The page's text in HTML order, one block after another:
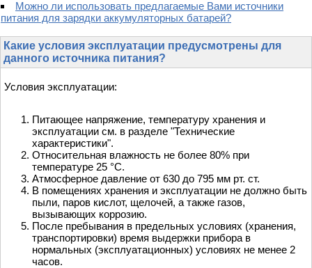
Можно ли использовать предлагаемые Вами источники
питания для зарядки аккумуляторных батарей?
Какие условия эксплуатации предусмотрены для
данного источника питания?
Условия эксплуатации:
Питающее напряжение, температуру хранения и
эксплуатации см. в разделе "Технические
характеристики".
Относительная влажность не более 80% при
температуре 25 °С.
Атмосферное давление от 630 до 795 мм рт. ст.
В помещениях хранения и эксплуатации не должно быть
пыли, паров кислот, щелочей, а также газов,
вызывающих коррозию.
После пребывания в предельных условиях (хранения,
транспортировки) время выдержки прибора в
нормальных (эксплуатационных) условиях не менее 2
часов.